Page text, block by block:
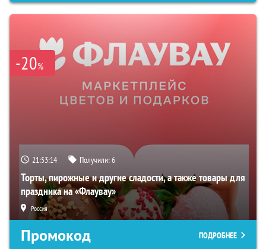
-20%
21:53:13 Получили:6
Торты, пирожные и другие сладости, а также товары для
праздника на «Флаувау»
Россия
Промокод ПОДРОБНЕЕ